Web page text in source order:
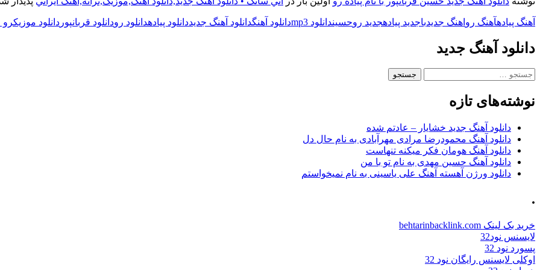
آهنگ پیادهآهنگ رو اهنگ جدیدباجدید پیادهجدید روحسیندانلود mp3 دانلود آهنگدانلود آهنگ جدیددانلود پیادهدانلود رودانلود قربانپور دانلود موزیکرو
دانلود آهنگ جدید
جستجو
نوشته‌های تازه
دانلود آهنگ جدید خشایار – عادتم شده
دانلود آهنگ محمودرضا مرادی مهرآبادی به نام حال دل
دانلود آهنگ هومان فکر میکنه تنهاست
دانلود آهنگ حسین مهدی به نام تو با من
دانلود ورژن آهسته آهنگ علی یاسینی به نام نمیخواستم
.
خرید بک لینک behtarinbacklink.com
لایسنس نود32
پسورد نود 32
اوکلی لایسنس رایگان نود 32